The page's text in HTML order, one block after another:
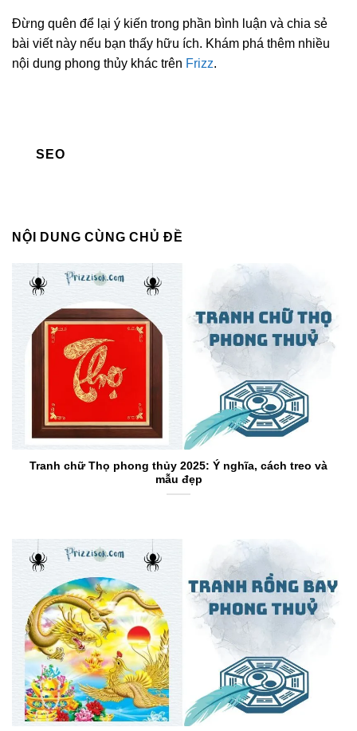
Đừng quên để lại ý kiến trong phần bình luận và chia sẻ
bài viết này nếu bạn thấy hữu ích. Khám phá thêm nhiều
nội dung phong thủy khác trên Frizz.
SEO
NỘI DUNG CÙNG CHỦ ĐỀ
Tranh chữ Thọ phong thủy 2025: Ý nghĩa, cách treo và
mẫu đẹp